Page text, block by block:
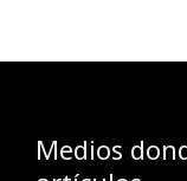
Medios